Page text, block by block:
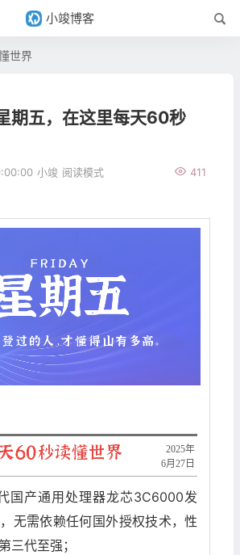
小竣博客
世界
期五，在这里每天60秒
小竣 411
阅读模式
​2025年
6月27日
国产通用处理器龙芯3C6000发
无需依赖任何国外授权技术，性
三代至强；